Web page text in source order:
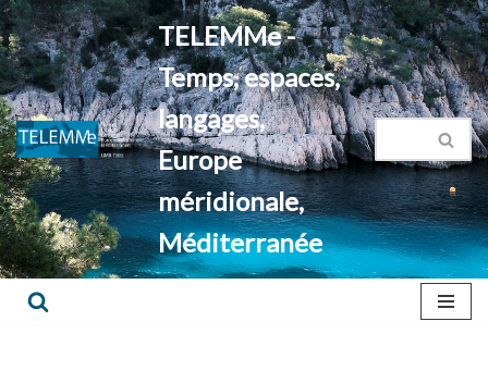
Aller
au
contenu
TELEMMe -
Temps, espaces,
langages,
Europe
méridionale,
Méditerranée